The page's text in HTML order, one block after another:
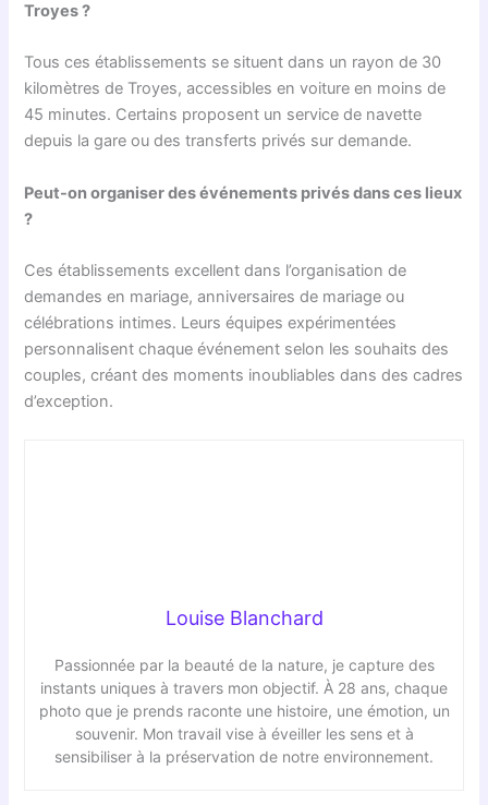
Troyes ?
Tous ces établissements se situent dans un rayon de 30
kilomètres de Troyes, accessibles en voiture en moins de
45 minutes. Certains proposent un service de navette
depuis la gare ou des transferts privés sur demande.
Peut-on organiser des événements privés dans ces lieux
?
Ces établissements excellent dans l’organisation de
demandes en mariage, anniversaires de mariage ou
célébrations intimes. Leurs équipes expérimentées
personnalisent chaque événement selon les souhaits des
couples, créant des moments inoubliables dans des cadres
d’exception.
Louise Blanchard
Passionnée par la beauté de la nature, je capture des
instants uniques à travers mon objectif. À 28 ans, chaque
photo que je prends raconte une histoire, une émotion, un
souvenir. Mon travail vise à éveiller les sens et à
sensibiliser à la préservation de notre environnement.